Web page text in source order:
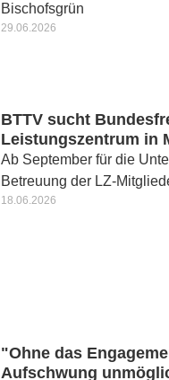
Bischofsgrün
29.06.2026
BTTV sucht
Leistungszentrum in
Ab September für die
Betreuung der LZ-
18.06.2026
"Ohne das
Aufschwung